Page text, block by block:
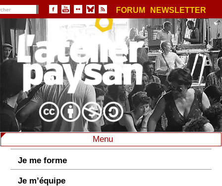
FORUM NEWSLETTER
Menu
Je me forme
Je m’équipe